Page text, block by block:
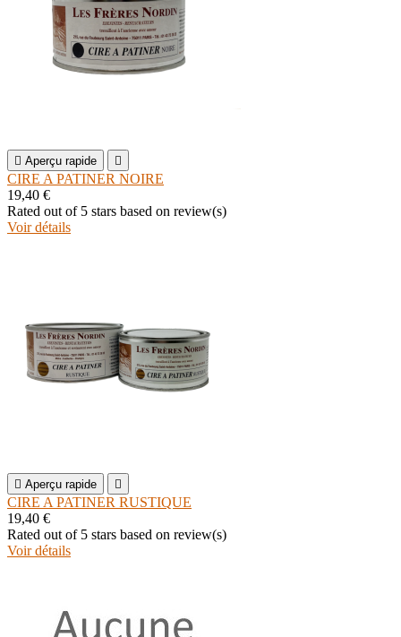
 Aperçu rapide 
CIRE A PATINER NOIRE
19,40 €
Rated out of 5 stars based on review(s)
Voir détails
 Aperçu rapide 
CIRE A PATINER RUSTIQUE
19,40 €
Rated out of 5 stars based on review(s)
Voir détails